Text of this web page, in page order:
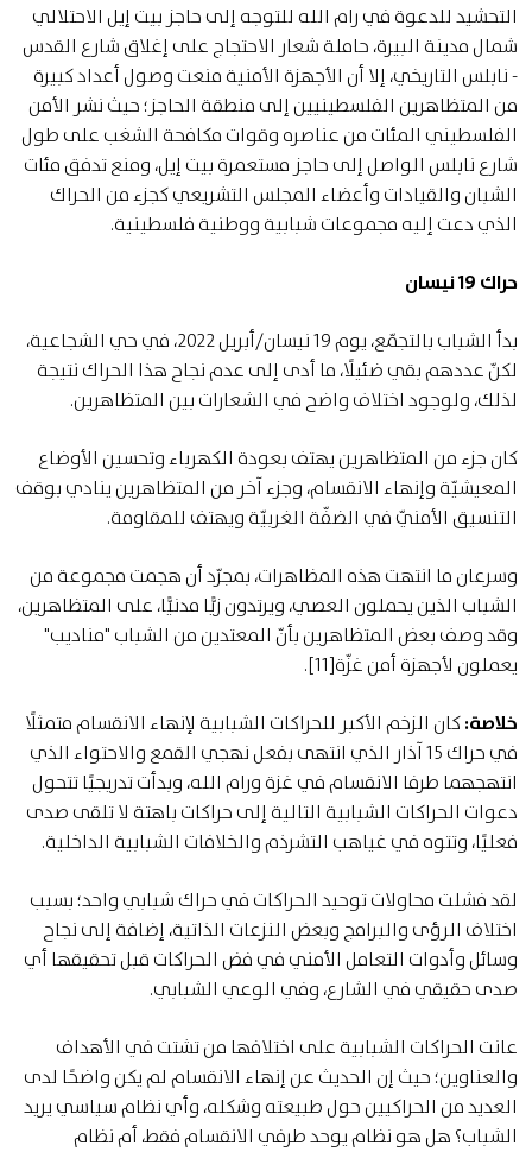
التحشيد للدعوة في رام الله للتوجه إلى حاجز بيت إيل الاحتلالي
شمال مدينة البيرة، حاملة شعار الاحتجاج على إغلاق شارع القدس
- نابلس التاريخي، إلا أن الأجهزة الأمنية منعت وصول أعداد كبيرة
من المتظاهرين الفلسطينيين إلى منطقة الحاجز؛ حيث نشر الأمن
الفلسطيني المئات من عناصره وقوات مكافحة الشغب على طول
شارع نابلس الواصل إلى حاجز مستعمرة بيت إيل، ومنع تدفق مئات
الشبان والقيادات وأعضاء المجلس التشريعي كجزء من الحراك
الذي دعت إليه مجموعات شبابية ووطنية فلسطينية.
حراك 19 نيسان
بدأ الشباب بالتجمّع، يوم 19 نيسان/أبريل 2022، في حي الشجاعية،
لكنّ عددهم بقي ضئيلًا، ما أدى إلى عدم نجاح هذا الحراك نتيجة
لذلك، ولوجود اختلاف واضح في الشعارات بين المتظاهرين.
كان جزء من المتظاهرين يهتف بعودة الكهرباء وتحسين الأوضاع
المعيشيّة وإنهاء الانقسام، وجزء آخر من المتظاهرين ينادي بوقف
التنسيق الأمنيّ في الضفّة الغربيّة ويهتف للمقاومة.
وسرعان ما انتهت هذه المظاهرات، بمجرّد أن هجمت مجموعة من
الشباب الذين يحملون العصي، ويرتدون زيًّا مدنيًّا، على المتظاهرين،
وقد وصف بعض المتظاهرين بأنّ المعتدين من الشباب "مناديب"
يعملون لأجهزة أمن غزّة[11].
خلاصة:كان الزخم الأكبر للحراكات الشبابية لإنهاء الانقسام متمثلًا
في حراك 15 آذار الذي انتهى بفعل نهجي القمع والاحتواء الذي
انتهجهما طرفا الانقسام في غزة ورام الله، وبدأت تدريجيًا تتحول
دعوات الحراكات الشبابية التالية إلى حراكات باهتة لا تلقى صدى
فعليًا، وتتوه في غياهب التشرذم والخلافات الشبابية الداخلية.
لقد فشلت محاولات توحيد الحراكات في حراك شبابي واحد؛ بسبب
اختلاف الرؤى والبرامج وبعض النزعات الذاتية، إضافة إلى نجاح
وسائل وأدوات التعامل الأمني في فض الحراكات قبل تحقيقها أي
صدى حقيقي في الشارع، وفي الوعي الشبابي.
عانت الحراكات الشبابية على اختلافها من تشتت في الأهداف
والعناوين؛ حيث إن الحديث عن إنهاء الانقسام لم يكن واضحًا لدى
العديد من الحراكيين حول طبيعته وشكله، وأي نظام سياسي يريد
الشباب؟ هل هو نظام يوحد طرفي الانقسام فقط، أم نظام